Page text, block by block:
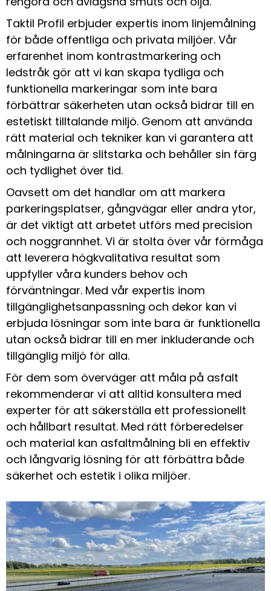
Taktil Profil erbjuder expertis inom linjemålning
för både offentliga och privata miljöer. Vår
erfarenhet inom kontrastmarkering och
ledstråk gör att vi kan skapa tydliga och
funktionella markeringar som inte bara
förbättrar säkerheten utan också bidrar till en
estetiskt tilltalande miljö. Genom att använda
rätt material och tekniker kan vi garantera att
målningarna är slitstarka och behåller sin färg
och tydlighet över tid.
Oavsett om det handlar om att markera
parkeringsplatser, gångvägar eller andra ytor,
är det viktigt att arbetet utförs med precision
och noggrannhet. Vi är stolta över vår förmåga
att leverera högkvalitativa resultat som
uppfyller våra kunders behov och
förväntningar. Med vår expertis inom
tillgänglighetsanpassning och dekor kan vi
erbjuda lösningar som inte bara är funktionella
utan också bidrar till en mer inkluderande och
tillgänglig miljö för alla.
För dem som överväger att måla på asfalt
rekommenderar vi att alltid konsultera med
experter för att säkerställa ett professionellt
och hållbart resultat. Med rätt förberedelser
och material kan asfaltmålning bli en effektiv
och långvarig lösning för att förbättra både
säkerhet och estetik i olika miljöer.